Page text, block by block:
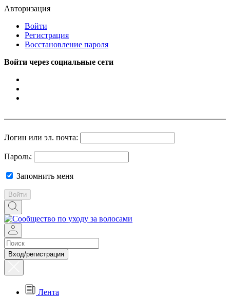
Авторизация
Войти
Регистрация
Восстановление пароля
Войти через социальные сети
Логин или эл. почта:
Пароль:
Запомнить меня
Войти
Вход/регистрация
Лента